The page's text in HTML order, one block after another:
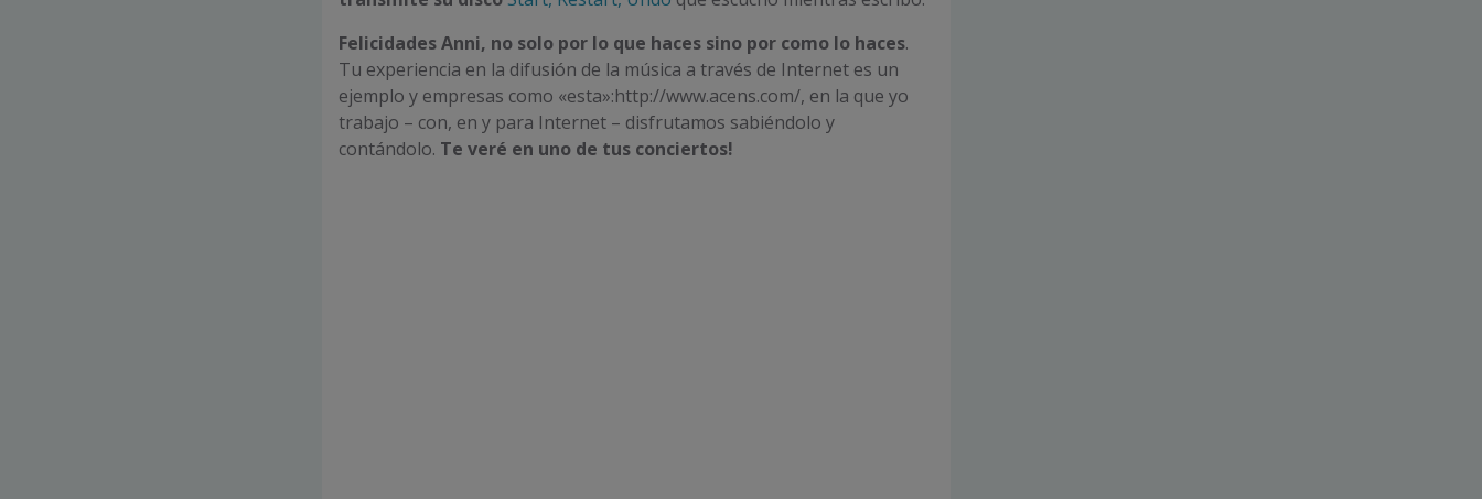
Felicidades Anni, no solo por lo que haces sino por como lo haces.
Tu experiencia en la difusión de la música a través de Internet es un
ejemplo y empresas como «esta»:http://www.acens.com/, en la que yo
trabajo – con, en y para Internet – disfrutamos sabiéndolo y
contándolo. Te veré en uno de tus conciertos!